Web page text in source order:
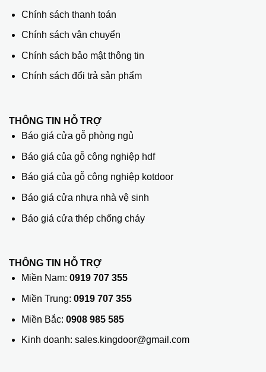
Chính sách thanh toán
Chính sách vận chuyển
Chính sách bảo mật thông tin
Chính sách đổi trả sản phẩm
THÔNG TIN HỖ TRỢ
Báo giá cửa gỗ phòng ngủ
Báo giá của gỗ công nghiệp hdf
Báo giá của gỗ công nghiệp kotdoor
Báo giá cửa nhựa nhà vệ sinh
Báo giá cửa thép chống cháy
THÔNG TIN HỖ TRỢ
Miền Nam: 0919 707 355
Miền Trung: 0919 707 355
Miền Bắc: 0908 985 585
Kinh doanh: sales.kingdoor@gmail.com